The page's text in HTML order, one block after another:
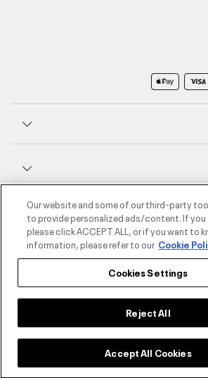
الاجتماعية
Our website and some of our third-party
to provide personalized ads/content. If
please click ACCEPT ALL, or if you want to
information, please refer to our Cookie
Cookies Settings
Reject All
Accept All Cookies